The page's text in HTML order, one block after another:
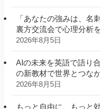
「あなたの強みは、名
裏方交流会で心理分析
2026年8月5日
AIの未来を英語で語り
の新教材で世界とつな
2026年8月5日
もっと自由に、もっと